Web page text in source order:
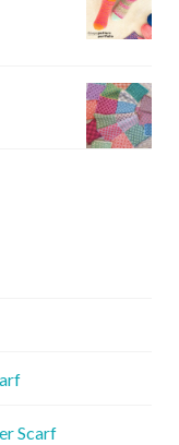
Scarf